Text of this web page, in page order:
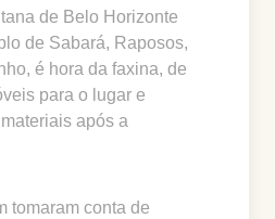
de Belo Horizonte
de Sabará, Raposos,
é hora da faxina, de
para o lugar e
após a
tomaram conta de